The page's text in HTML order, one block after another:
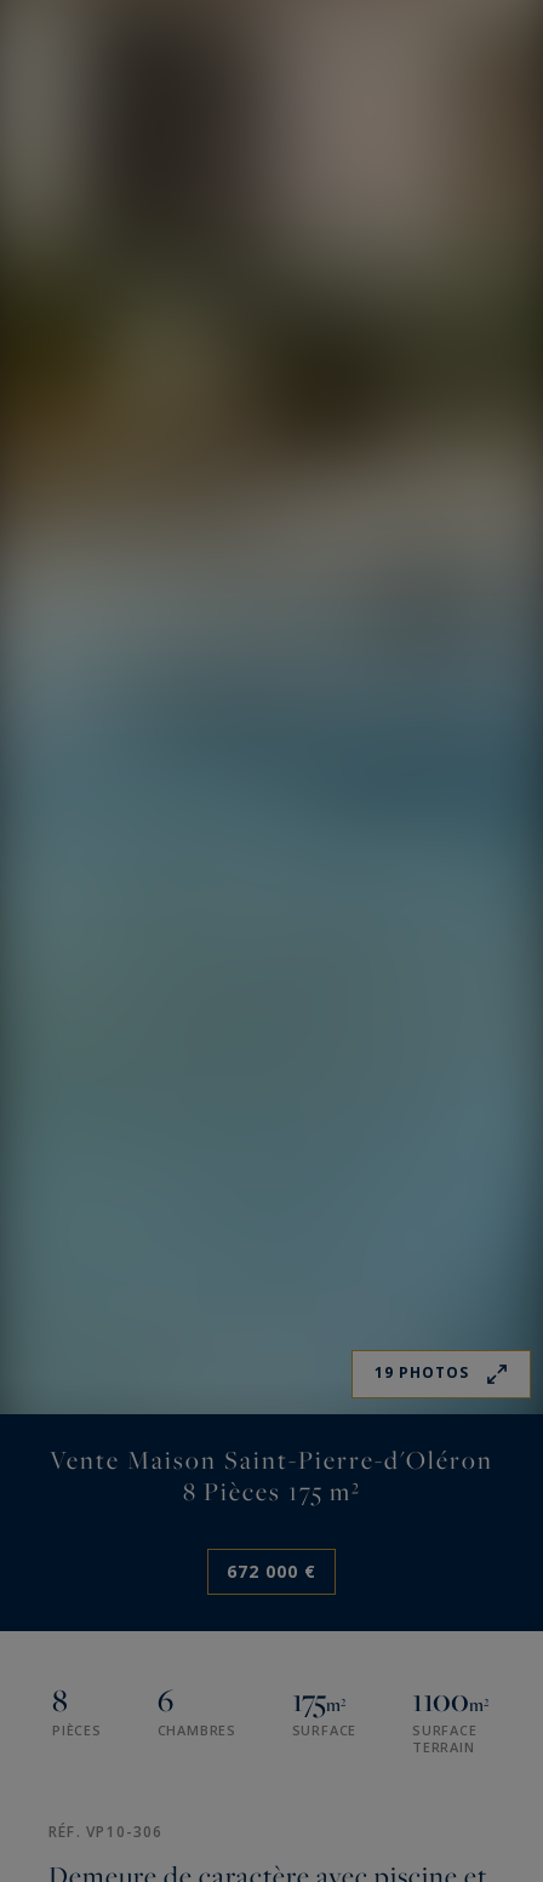
19 PHOTOS
Vente Maison Saint-Pierre-d'Oléron
8 Pièces 175 m²
672 000 €
8
PIÈCES
6
CHAMBRES
175m²
SURFACE
1100m²
SURFACE
TERRAIN
RÉF. VP10-306